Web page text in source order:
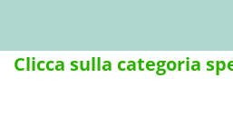
Clicca sulla categoria